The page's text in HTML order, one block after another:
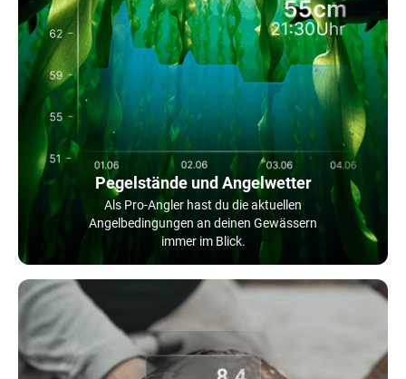
Pegelstände und Angelwetter
Als Pro-Angler hast du die aktuellen
Angelbedingungen an deinen Gewässern
immer im Blick.